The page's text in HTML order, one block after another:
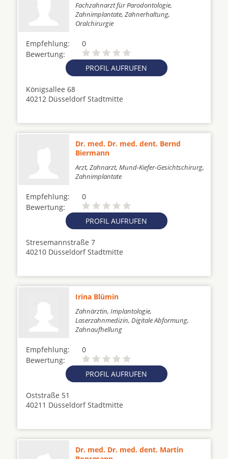
Fachzahnarzt für Parodontologie,
Zahnimplantate, Zahnerhaltung,
Oralchirurgie
Empfehlung:
0
Bewertung:
PROFIL AUFRUFEN
Königsallee 68
40212 Düsseldorf Stadtmitte
Dr. med. Dr. med. dent. Bernd
Biermann
Arzt, Zahnarzt, Mund-Kiefer-Gesichtschirurg,
Zahnimplantate
Empfehlung:
0
Bewertung:
PROFIL AUFRUFEN
Stresemannstraße 7
40210 Düsseldorf Stadtmitte
Irina Blümin
Zahnärztin, Implantologie,
Laserzahnmedizin, Digitale Abformung,
Zahnaufhellung
Empfehlung:
0
Bewertung:
PROFIL AUFRUFEN
Oststraße 51
40211 Düsseldorf Stadtmitte
Dr. med. Dr. med. dent. Martin